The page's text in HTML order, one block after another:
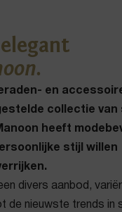
en
collectie van
heeft
stijl willen
divers aanbod,
de nieuwste trends in